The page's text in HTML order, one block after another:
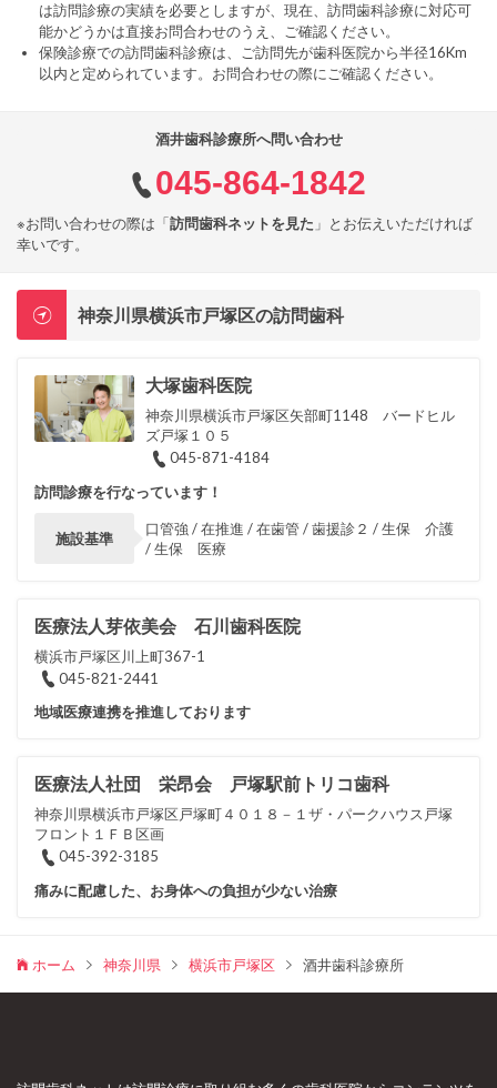
は訪問診療の実績を必要としますが、現在、訪問歯科診療に対応可
能かどうかは直接お問合わせのうえ、ご確認ください。
保険診療での訪問歯科診療は、ご訪問先が歯科医院から半径16Km
以内と定められています。お問合わせの際にご確認ください。
酒井歯科診療所へ問い合わせ
045-864-1842
※お問い合わせの際は「訪問歯科ネットを見た 」とお伝えいただければ
幸いです。
神奈川県横浜市戸塚区の訪問歯科
大塚歯科医院
神奈川県横浜市戸塚区矢部町1148 バードヒル
ズ戸塚１０５
045-871-4184
訪問診療を行なっています！
施設基準
口管強 / 在推進 / 在歯管 / 歯援診２ / 生保 介護
/ 生保 医療
医療法人芽依美会 石川歯科医院
横浜市戸塚区川上町367-1
045-821-2441
地域医療連携を推進しております
医療法人社団 栄昂会 戸塚駅前トリコ歯科
神奈川県横浜市戸塚区戸塚町４０１８－１ザ・パークハウス戸塚
フロント１ＦＢ区画
045-392-3185
痛みに配慮した、お身体への負担が少ない治療
ホーム 神奈川県 横浜市戸塚区 酒井歯科診療所